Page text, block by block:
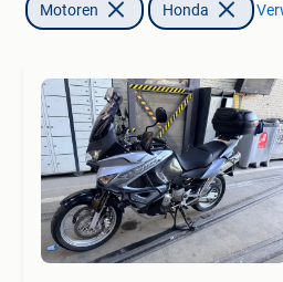
Motoren Honda